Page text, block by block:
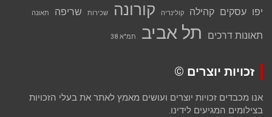
יפו עסקים קהילה קולינריה קורונה שכירות שריפה תאונה
תאונות דרכים תל אביב תמ"א 38
זכויות יוצרים ©
אנו מכבדים זכויות יוצרים ועושים מאמץ לאתר את בעלי הזכויות
בצילומים המגיעים לידינו.